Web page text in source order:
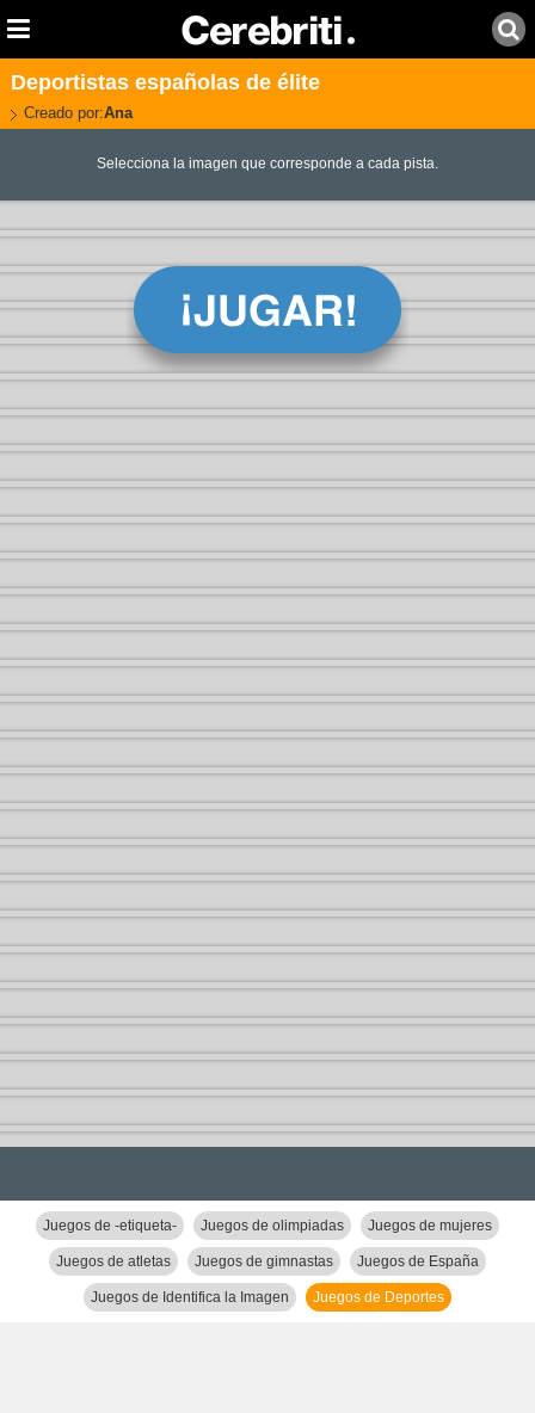
Deportistas españolas de élite
Creado por:Ana
Selecciona la imagen que corresponde a cada pista.
Juegos de -etiqueta- Juegos de olimpiadas Juegos de mujeres
Juegos de atletas Juegos de gimnastas Juegos de España
Juegos de Identifica la Imagen Juegos de Deportes